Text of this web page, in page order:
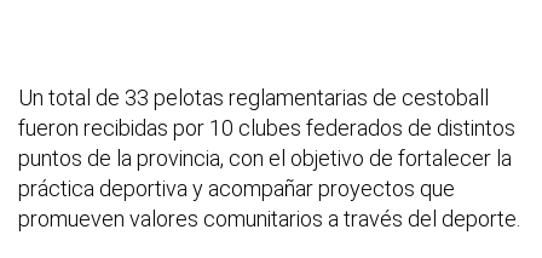
Un total de 33 pelotas reglamentarias de cestoball
fueron recibidas por 10 clubes federados de distintos
puntos de la provincia, con el objetivo de fortalecer la
práctica deportiva y acompañar proyectos que
promueven valores comunitarios a través del deporte.